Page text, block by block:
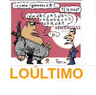
LOÚLTIMO